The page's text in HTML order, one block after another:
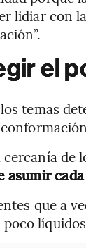
lidiar con
el
temas
de
asumir
que a